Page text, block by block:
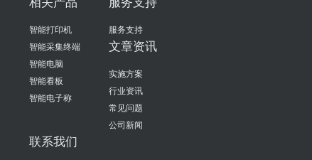
智能打印机
智能采集终端
智能电脑
智能看板
智能电子称
服务支持
文章资讯
实施方案
行业资讯
常见问题
公司新闻
联系我们